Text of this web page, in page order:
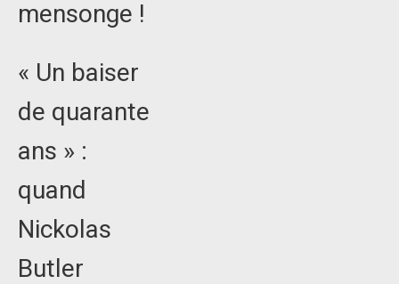
mensonge !
« Un baiser
de quarante
ans » :
quand
Nickolas
Butler